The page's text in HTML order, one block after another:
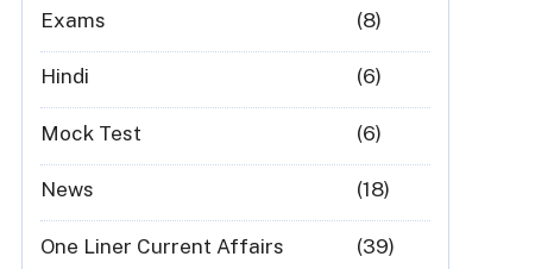
Exams (8)
Hindi (6)
Mock Test (6)
News (18)
One Liner Current Affairs (39)